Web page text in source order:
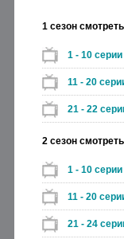
1 сезон
1 - 10 серии
11 - 20
21 - 22
2 сезон
1 - 10 серии
11 - 20
21 - 24